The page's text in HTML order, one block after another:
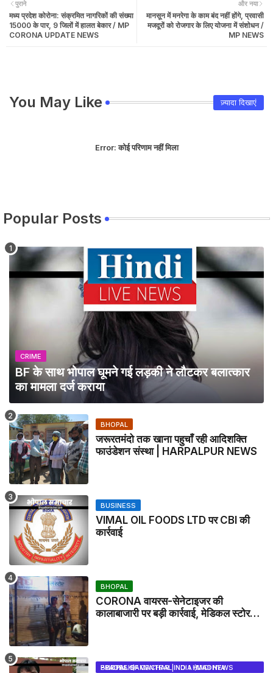
और नया
मानसून में मनरेगा के काम बंद नहीं होंगे, प्रवासी
मजदूरों को रोजगार के लिए योजना में संशोधन /
MP NEWS
पुराने
मध्य प्रदेश कोरोना: संक्रमित नागरिकों की संख्या
15000 के पार, 9 जिलों में हालत बेकार / MP
CORONA UPDATE NEWS
You May Like ज़्यादा दिखाएं
Error:कोई परिणाम नहीं मिला
Popular Posts
CRIME
BF के साथ भोपाल घूमने गई लड़की ने लौटकर बलात्कार
का मामला दर्ज कराया
BHOPAL
जरूरतमंदो तक खाना पहुचाँ रही आदिशक्ति
फाउंडेशन संस्था | HARPALPUR NEWS
BUSINESS
VIMAL OIL FOODS LTD पर CBI की
कार्रवाई
BHOPAL
CORONA वायरस-सेनेटाइजर की
कालाबाजारी पर बड़ी कार्रवाई, मेडिकल स्टोर
BHOPAL SAMACHAR | NO 1 HINDI NEWS PORTAL OF CENTRAL INDIA (MADHYA PRADESH)